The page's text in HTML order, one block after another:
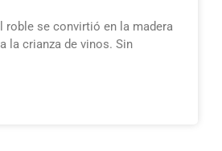
roble se convirtió en la madera
la crianza de vinos. Sin